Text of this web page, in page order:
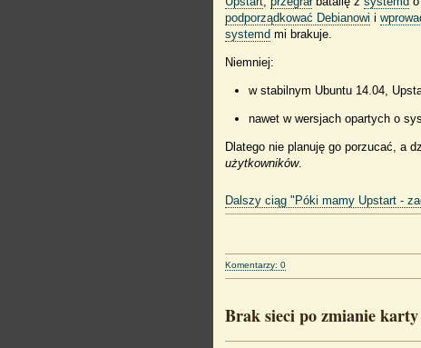
podporządkować Debianowi i
systemd mi brakuje.
Niemniej:
w stabilnym Ubuntu 14.04,
nawet w wersjach opartych o
Dlatego nie planuję go porzucać, a
użytkowników.
Dalszy ciąg "Póki mamy Upstart -
Komentarzy: 0
Brak sieci po zmianie karty